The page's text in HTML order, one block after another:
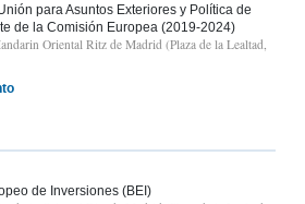
para Asuntos Exteriores y Política de
de la Comisión Europea (2019-2024)
Oriental Ritz de Madrid (Plaza de la Lealtad,
de Inversiones (BEI)